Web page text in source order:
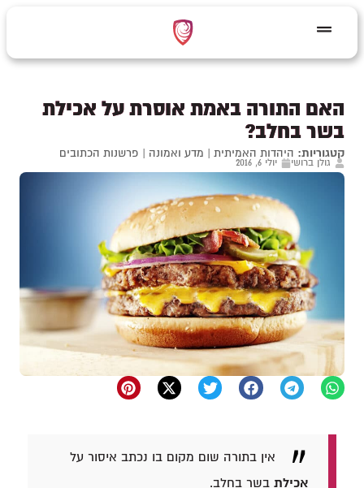
האם התורה באמת אוסרת על אכילת
בשר בחלב?
קטגוריות: היהדות האמיתית | מדע ואמונה | פרשנות הכתובים
גולן ברושי יולי 6, 2016
אין בתורה שום מקום בו נכתב איסור על
אכילת בשר בחלב.